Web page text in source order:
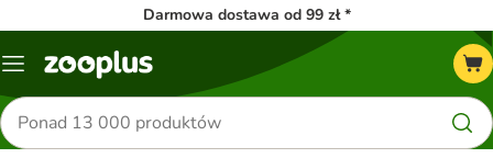
Darmowa dostawa od 99 zł *
Menu
Szukaj
produktów